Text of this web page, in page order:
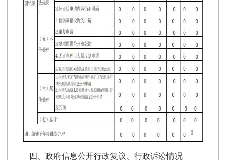
四、政府信息公开行政复议、行政诉讼情况